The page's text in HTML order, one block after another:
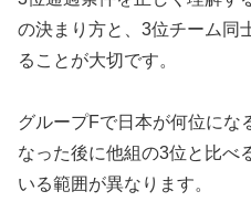
の決まり方と、3位チーム同
ることが大切です。
グループFで日本が何位にな
なった後に他組の3位と比べ
いる範囲が異なります。